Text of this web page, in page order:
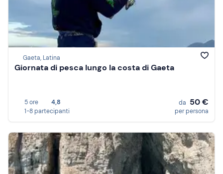
Gaeta, Latina
Giornata di pesca lungo la costa di Gaeta
5 ore
4,8
1-8 partecipanti
da 50 €
per persona